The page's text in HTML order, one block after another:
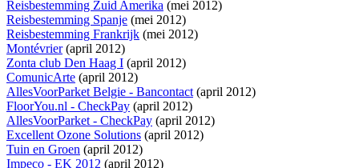
Reisbestemming Zuid Amerika (mei 2012)
Reisbestemming Spanje (mei 2012)
Reisbestemming Frankrijk (mei 2012)
Montévrier(april 2012)
Zonta club Den Haag I (april 2012)
ComunicArte (april 2012)
AllesVoorParket Belgie - Bancontact(april 2012)
FloorYou.nl - CheckPay (april 2012)
AllesVoorParket - CheckPay (april 2012)
Excellent Ozone Solutions (april 2012)
Tuin en Groen (april 2012)
Impeco - EK 2012 (april 2012)